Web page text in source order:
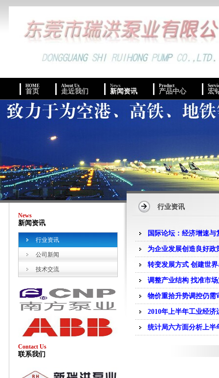
HOME
首页
About Us
走近我们
News
新闻资讯
Product
产品中心 宏
News
新闻资讯
行业资讯
公司新闻
技术交流
Contact Us
联系我们
行业资讯
国际论坛：经济增速与
为企业发展创造良好政
转变发展方式 创建世
调整产业结构 找准市
物价重拾升势调控仍需
2010年上半年工业经济
统计局六方面分析上